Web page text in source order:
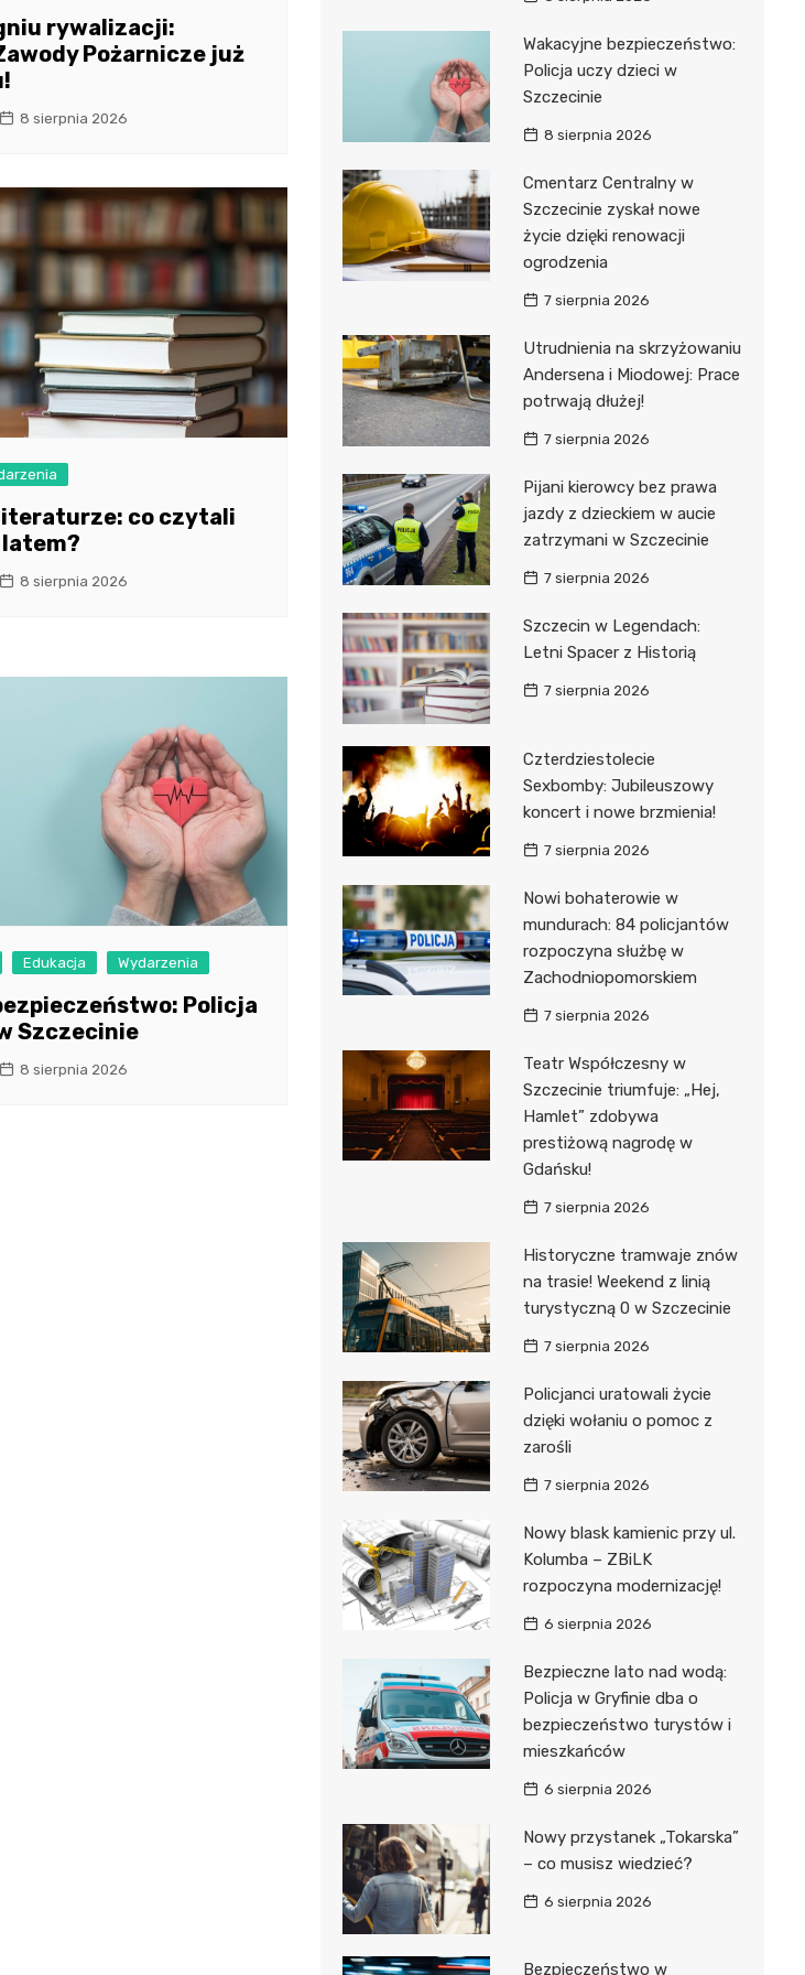
rywalizacji:
Pożarnicze już
8 sierpnia 2026
co czytali
8 sierpnia 2026
Edukacja Wydarzenia
Policja
Szczecinie
8 sierpnia 2026
Wakacyjne bezpieczeństwo:
Policja uczy dzieci w
Szczecinie
8 sierpnia 2026
Cmentarz Centralny w
Szczecinie zyskał nowe
życie dzięki renowacji
ogrodzenia
7 sierpnia 2026
Utrudnienia na skrzyżowaniu
Andersena i Miodowej: Prace
potrwają dłużej!
7 sierpnia 2026
Pijani kierowcy bez prawa
jazdy z dzieckiem w aucie
zatrzymani w Szczecinie
7 sierpnia 2026
Szczecin w Legendach:
Letni Spacer z Historią
7 sierpnia 2026
Czterdziestolecie
Sexbomby: Jubileuszowy
koncert i nowe brzmienia!
7 sierpnia 2026
Nowi bohaterowie w
mundurach: 84 policjantów
rozpoczyna służbę w
Zachodniopomorskiem
7 sierpnia 2026
Teatr Współczesny w
Szczecinie triumfuje: „Hej,
Hamlet” zdobywa
prestiżową nagrodę w
Gdańsku!
7 sierpnia 2026
Historyczne tramwaje znów
na trasie! Weekend z linią
turystyczną 0 w Szczecinie
7 sierpnia 2026
Policjanci uratowali życie
dzięki wołaniu o pomoc z
zarośli
7 sierpnia 2026
Nowy blask kamienic przy ul.
Kolumba – ZBiLK
rozpoczyna modernizację!
6 sierpnia 2026
Bezpieczne lato nad wodą:
Policja w Gryfinie dba o
bezpieczeństwo turystów i
mieszkańców
6 sierpnia 2026
Nowy przystanek „Tokarska”
– co musisz wiedzieć?
6 sierpnia 2026
Bezpieczeństwo w